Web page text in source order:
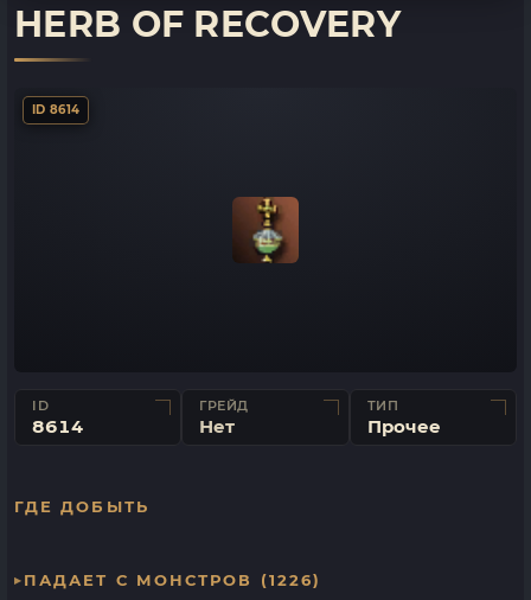
HERB OF RECOVERY
ID 8614
ID
8614
ГРЕЙД
Нет
ТИП
Прочее
ГДЕ ДОБЫТЬ
ПАДАЕТ С МОНСТРОВ (1226)